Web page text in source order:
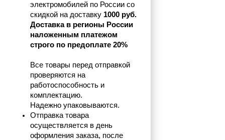
электромобилей по России со
скидкой на доставку 1000 руб.
Доставка в регионы России
наложенным платежом
строго по предоплате 20%
Все товары перед отправкой
проверяются на
работоспособность и
комплектацию.
Надежно упаковываются.
Отправка товара
осуществляется в день
оформления заказа, после